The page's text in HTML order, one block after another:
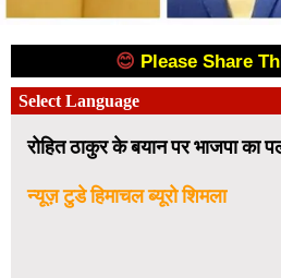
😊 Please Share
रोहित ठाकुर के बयान पर भाजपा का
न्यूज़ टुडे हिमाचल ब्यूरो शिमला